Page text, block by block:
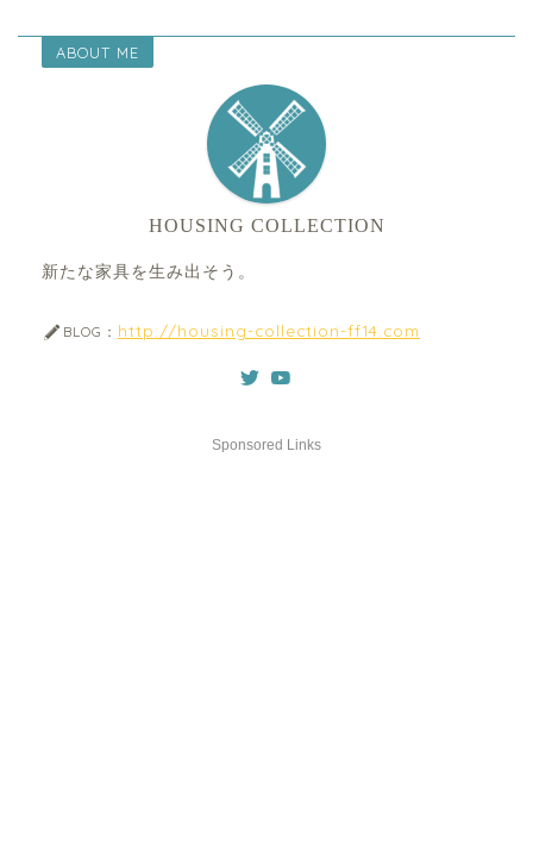
ABOUT ME
HOUSING COLLECTION
新たな家具を生み出そう。
BLOG： http://housing-collection-ff14.com
Sponsored Links